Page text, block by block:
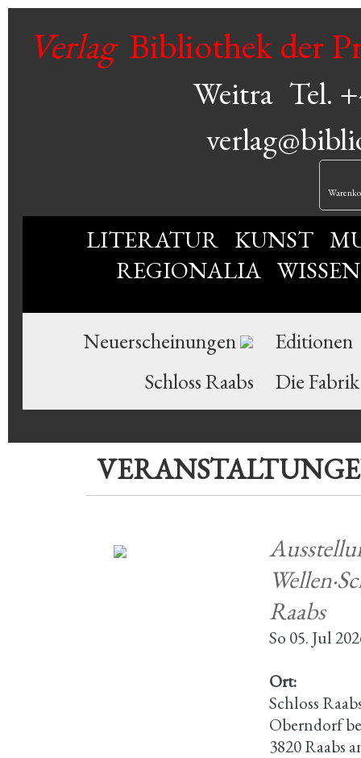
VerlagBibliothek der
Weitra Tel.
LITERATUR KUNST
REGIONALIA
Neuerscheinungen
Editionen
Schloss Raabs
Die Fabrik
Raabs
So 05. Jul
Ort:
Schloss
Oberndorf
3820 Raabs